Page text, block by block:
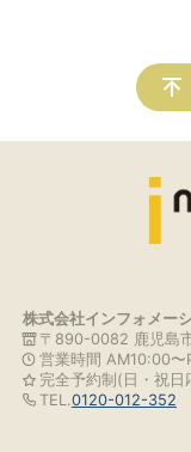
株式会社インフォメー
〒890-0082 鹿児島
営業時間 AM10:00〜
完全予約制(日・祝日
TEL.0120-012-352